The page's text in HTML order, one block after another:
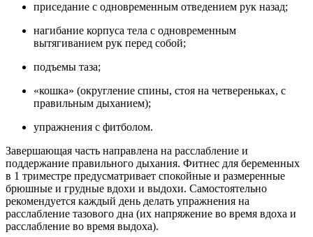
приседание с одновременным отведением рук назад;
нагибание корпуса тела с одновременным
вытягиванием рук перед собой;
подъемы таза;
«кошка» (округление спины, стоя на четвереньках, с
правильным дыханием);
упражнения с фитболом.
Завершающая часть направлена на расслабление и
поддержание правильного дыхания. Фитнес для беременных
в 1 триместре предусматривает спокойные и размеренные
брюшные и грудные вдохи и выдохи. Самостоятельно
рекомендуется каждый день делать упражнения на
расслабление тазового дна (их напряжение во время вдоха и
расслабление во время выдоха).